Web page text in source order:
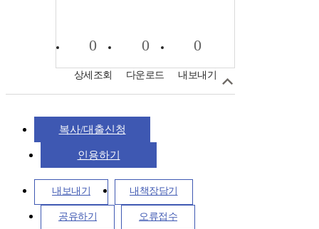
0
상세조회
0
다운로드
0
내보내기
복사/대출신청
인용하기
내보내기 내책장담기
공유하기 오류접수